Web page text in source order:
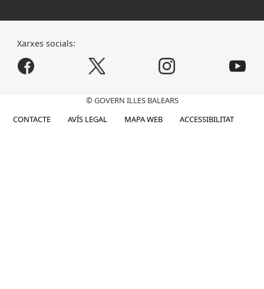
Xarxes socials:
© GOVERN ILLES BALEARS
CONTACTE
AVÍS LEGAL MAPA WEB ACCESSIBILITAT